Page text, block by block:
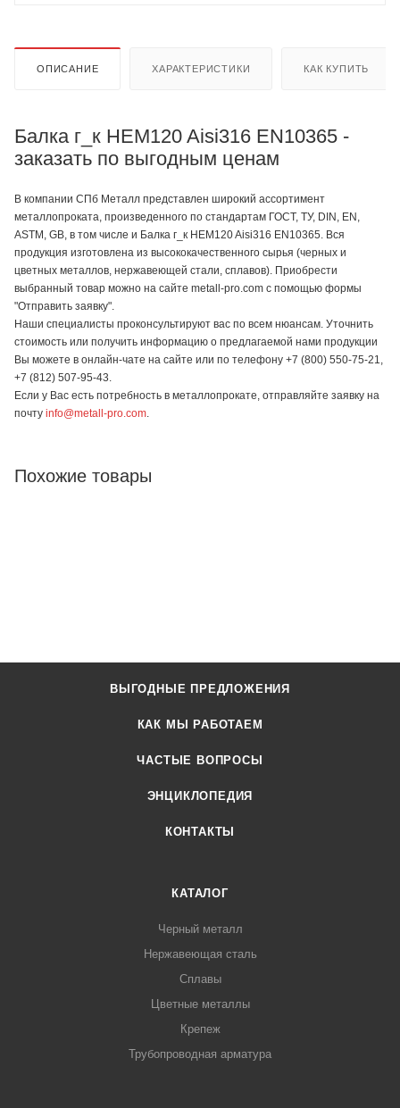
ОПИСАНИЕ ХАРАКТЕРИСТИКИ КАК КУПИТЬ
Балка г_к HEM120 Aisi316 EN10365 -
заказать по выгодным ценам
В компании СПб Металл представлен широкий ассортимент
металлопроката, произведенного по стандартам ГОСТ, ТУ, DIN, EN,
ASTM, GB, в том числе и Балка г_к HEM120 Aisi316 EN10365. Вся
продукция изготовлена из высококачественного сырья (черных и
цветных металлов, нержавеющей стали, сплавов). Приобрести
выбранный товар можно на сайте metall-pro.com с помощью формы
"Отправить заявку".
Наши специалисты проконсультируют вас по всем нюансам. Уточнить
стоимость или получить информацию о предлагаемой нами продукции
Вы можете в онлайн-чате на сайте или по телефону +7 (800) 550-75-21,
+7 (812) 507-95-43.
Если у Вас есть потребность в металлопрокате, отправляйте заявку на
почту info@metall-pro.com
Похожие товары
ВЫГОДНЫЕ ПРЕДЛОЖЕНИЯ
КАК МЫ РАБОТАЕМ
ЧАСТЫЕ ВОПРОСЫ
ЭНЦИКЛОПЕДИЯ
КОНТАКТЫ
КАТАЛОГ
Черный металл
Нержавеющая сталь
Сплавы
Цветные металлы
Крепеж
Трубопроводная арматура